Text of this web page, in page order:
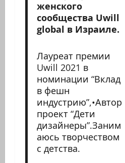
женского
сообщества Uwill
global в Израиле.
Лауреат премии
Uwill 2021 в
номинации “Вклад
в фешн
индустрию”,•Автор
проект “Дети
дизайнеры”.Заним
аюсь творчеством
с детства.